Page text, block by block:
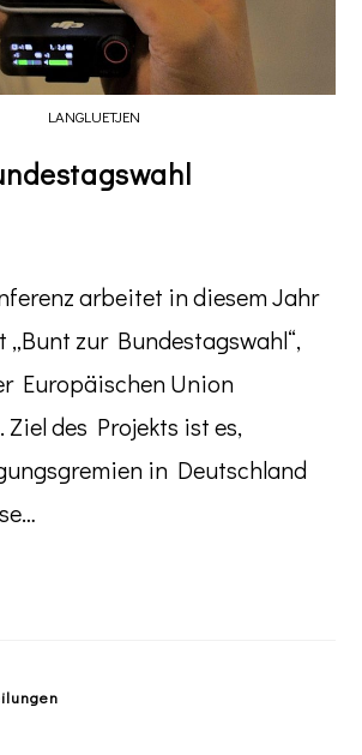
LANGLUETJEN
arbeitet in diesem Jahr
„Bunt zur Bundestagswahl“,
Europäischen Union
des Projekts ist es,
in Deutschland